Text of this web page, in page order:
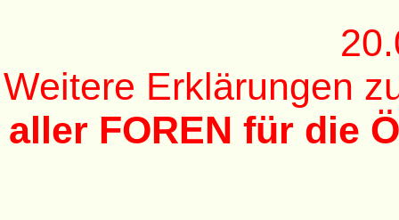
Weitere Erklärungen
aller FOREN für die